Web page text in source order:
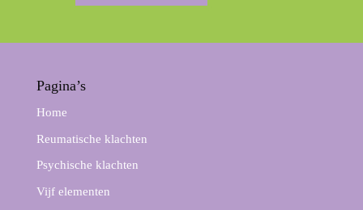
Pagina’s
Home
Reumatische klachten
Psychische klachten
Vijf elementen